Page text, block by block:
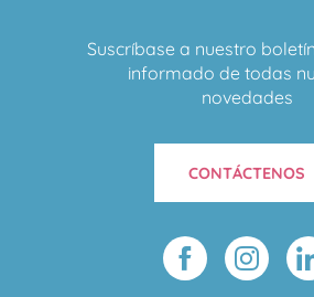
Suscríbase a nuestro
informado de todas
novedades
CONTÁCTENOS